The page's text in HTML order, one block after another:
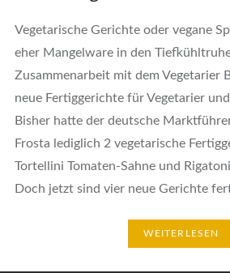
Vegetarische Gerichte oder vegane
eher Mangelware in den
Zusammenarbeit mit dem Vegetarier
neue Fertiggerichte für Vegetarier
Bisher hatte der deutsche
Frosta lediglich 2 vegetarische
Tortellini Tomaten-Sahne und
Doch jetzt sind vier neue Gerichte
WEITERLESEN